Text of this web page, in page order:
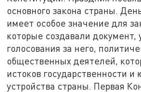
основного закона страны.
имеет особое значение для
которые создавали документ,
голосования за него,
общественных деятелей,
истоков государственности и
устройства страны. Первая